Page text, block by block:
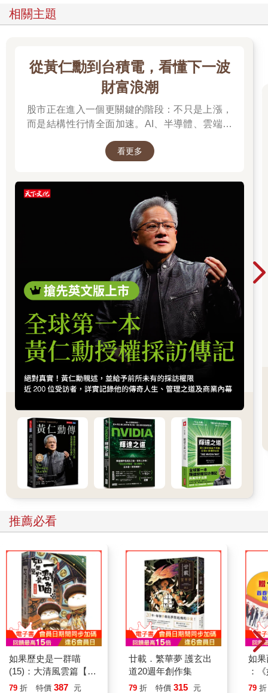
相關主題
從黃仁勳到台積電，看懂下一波
財富浪潮
股市正在進入一個更關鍵的階段：不只是上漲，
而是結構性行情全面加速。AI、半導體、雲端運
動全球科技基礎建設持續升級。尤其台灣憑藉晶
潮的關鍵樞紐上。而在這場浪潮中，有一個名字
你不得不認識：黃仁勳（NVIDIA），他正在定義
AI算力時代的規則，而台積電則是全球晶片製造
的核心引擎。從AI晶片、資料中心到記憶體與伺
服器，整條產業鏈正在被重新定價，帶動企業獲
利與出口預期同步上修。這不只是股市行情，而
是一次世界趨勢的重組：AI正在重寫產業分工，
也正在改變資本流向與全球經濟結構。
看更多
推薦必看
如果歷史是一群喵
(15)：大清風雲篇【萌
貓漫畫學歷史】
79 折 特價 387 元
廿載．繁華夢 護玄出
道20週年創作集
79 折 特價 315 元
如
：
喵
79 折